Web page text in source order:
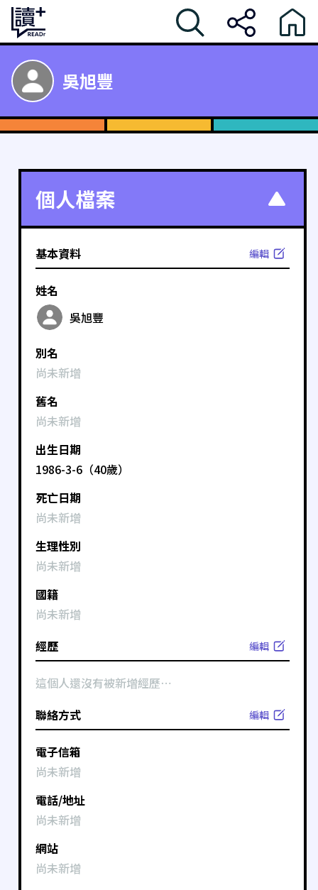
吳旭豐
個人檔案
基本資料 編輯
姓名
吳旭豐
別名
尚未新增
舊名
尚未新增
出生日期
1986-3-6（40歲）
死亡日期
尚未新增
生理性別
尚未新增
國籍
尚未新增
經歷
編輯
這個人還沒有被新增經歷⋯
聯絡方式
編輯
電子信箱
尚未新增
電話/地址
尚未新增
網站
尚未新增